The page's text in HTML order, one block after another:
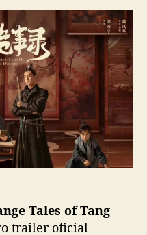
d
e
p
u
b
l
a
ç
ã
S
t
r
a
n
e
T
a
l
e
f
T
Tales of Tang
trailer oficial